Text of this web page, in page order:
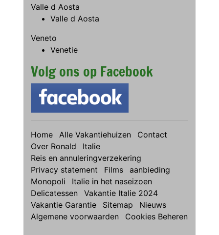
Valle d Aosta
Valle d Aosta
Veneto
Venetie
Volg ons op Facebook
Home Alle Vakantiehuizen
Contact
Over Ronald
Italie
Reis en annuleringverzekering
Privacy statement
Films
aanbieding
Monopoli
Italie in het naseizoen
Delicatessen
Vakantie Italie 2024
Vakantie Garantie
Sitemap
Nieuws
Algemene voorwaarden
Cookies Beheren